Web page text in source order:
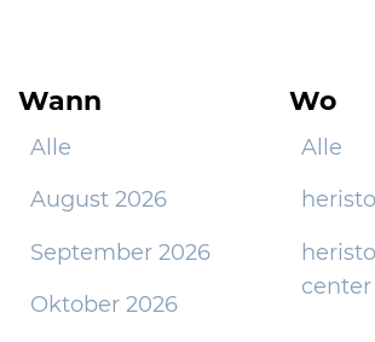
Wann
Alle
August 2026
September 2026
Oktober 2026
Wo
Alle
center